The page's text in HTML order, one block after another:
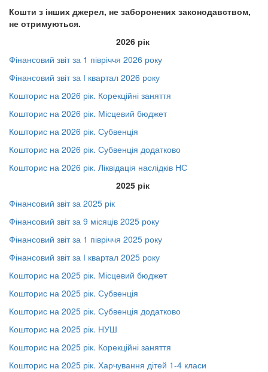
Кошти з інших джерел, не заборонених законодавством,
не отримуються.
2026 рік
Фінансовий звіт за 1 півріччя 2026 року
Фінансовий звіт за І квартал 2026 року
Кошторис на 2026 рік. Корекційні заняття
Кошторис на 2026 рік. Місцевий бюджет
Кошторис на 2026 рік. Субвенція
Кошторис на 2026 рік. Субвенція додатково
Кошторис на 2026 рік. Ліквідація наслідків НС
2025 рік
Фінансовий звіт за 2025 рік
Фінансовий звіт за 9 місяців 2025 року
Фінансовий звіт за 1 півріччя 2025 року
Фінансовий звіт за І квартал 2025 року
Кошторис на 2025 рік. Місцевий бюджет
Кошторис на 2025 рік. Субвенція
Кошторис на 2025 рік. Субвенція додатково
Кошторис на 2025 рік. НУШ
Кошторис на 2025 рік. Корекційні заняття
Кошторис на 2025 рік. Харчування дітей 1-4 класи